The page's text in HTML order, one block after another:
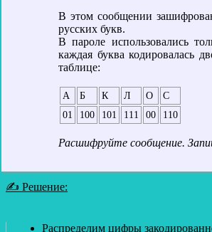
В этом сообщении
русских букв.
В пароле использовались
каждая буква кодировалась
таблице:
А Б К Л О
С
01
100 101 111 00 110
Расшифруйте сообщение.
✍ Решение:
Распределим цифры